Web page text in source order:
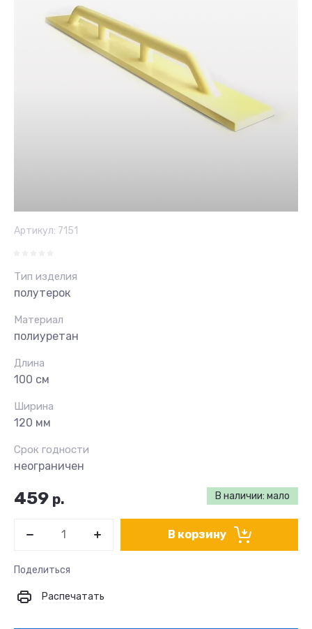
Артикул: 7151
Тип изделия
полутерок
Материал
полиуретан
Длина
100 см
Ширина
120 мм
Срок годности
неограничен
В наличии: мало
459 р.
В корзину
Поделиться
Распечатать